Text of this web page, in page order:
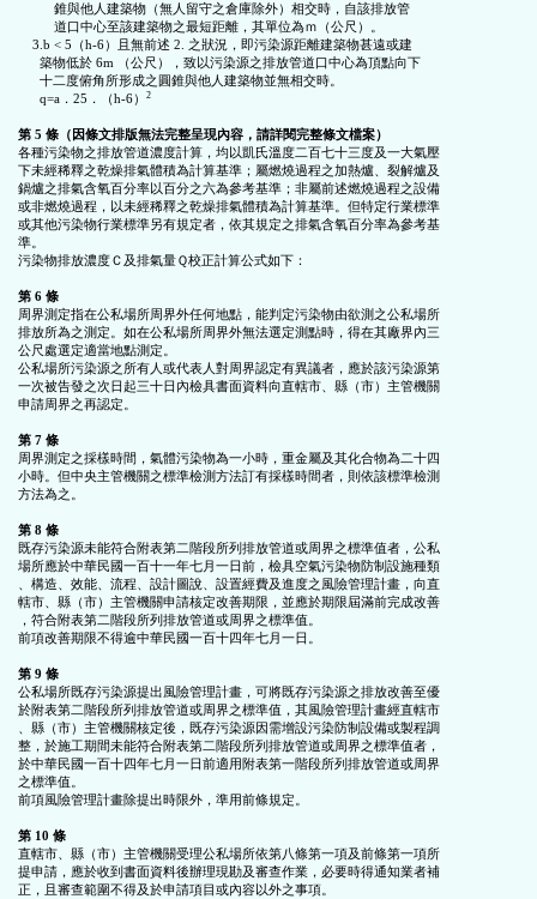
      q=a．25．（h-6）
2
第 5 條（因條文排版無法完整呈現內容，請詳閱完整條文檔案）
各種污染物之排放管道濃度計算，均以凱氏溫度二百七十三度及一大氣壓
下未經稀釋之乾燥排氣體積為計算基準；屬燃燒過程之加熱爐、裂解爐及
鍋爐之排氣含氧百分率以百分之六為參考基準；非屬前述燃燒過程之設備
或非燃燒過程，以未經稀釋之乾燥排氣體積為計算基準。但特定行業標準
或其他污染物行業標準另有規定者，依其規定之排氣含氧百分率為參考基
準。
污染物排放濃度Ｃ及排氣量Ｑ校正計算公式如下：
第 6 條
周界測定指在公私場所周界外任何地點，能判定污染物由欲測之公私場所
排放所為之測定。如在公私場所周界外無法選定測點時，得在其廠界內三
公尺處選定適當地點測定。
公私場所污染源之所有人或代表人對周界認定有異議者，應於該污染源第
一次被告發之次日起三十日內檢具書面資料向直轄市、縣（市）主管機關
申請周界之再認定。
第 7 條
周界測定之採樣時間，氣體污染物為一小時，重金屬及其化合物為二十四
小時。但中央主管機關之標準檢測方法訂有採樣時間者，則依該標準檢測
方法為之。
第 8 條
既存污染源未能符合附表第二階段所列排放管道或周界之標準值者，公私
場所應於中華民國一百十一年七月一日前，檢具空氣污染物防制設施種類
、構造、效能、流程、設計圖說、設置經費及進度之風險管理計畫，向直
轄市、縣（市）主管機關申請核定改善期限，並應於期限屆滿前完成改善
，符合附表第二階段所列排放管道或周界之標準值。
前項改善期限不得逾中華民國一百十四年七月一日。
第 9 條
公私場所既存污染源提出風險管理計畫，可將既存污染源之排放改善至優
於附表第二階段所列排放管道或周界之標準值，其風險管理計畫經直轄市
、縣（市）主管機關核定後，既存污染源因需增設污染防制設備或製程調
整，於施工期間未能符合附表第二階段所列排放管道或周界之標準值者，
於中華民國一百十四年七月一日前適用附表第一階段所列排放管道或周界
之標準值。
前項風險管理計畫除提出時限外，準用前條規定。
第 10 條
直轄市、縣（市）主管機關受理公私場所依第八條第一項及前條第一項所
提申請，應於收到書面資料後辦理現勘及審查作業，必要時得通知業者補
正，且審查範圍不得及於申請項目或內容以外之事項。